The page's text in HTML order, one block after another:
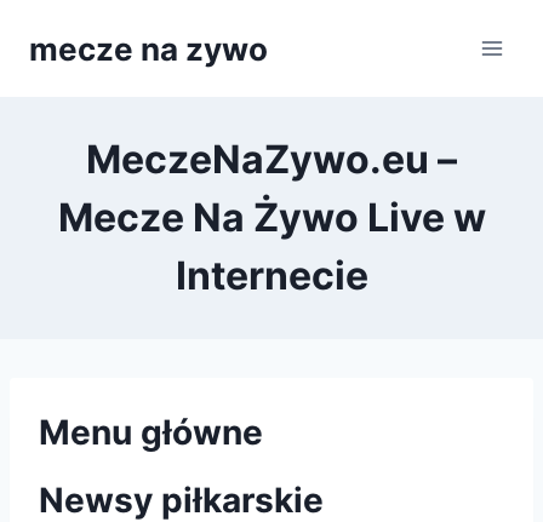
mecze na zywo
MeczeNaZywo.eu –
Mecze Na Żywo Live w
Internecie
Menu główne
Newsy piłkarskie